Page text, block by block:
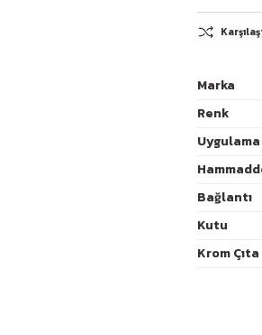
Marka
Renk
Uygulama
Bağlantı
Kutu
Krom Çıta